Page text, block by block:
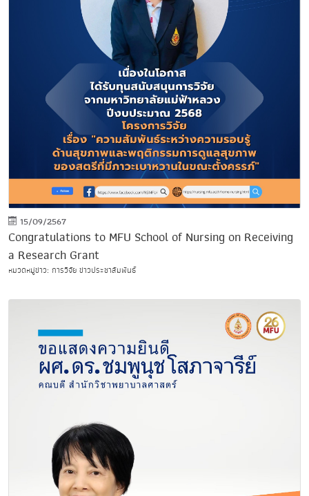
15/09/2567
Congratulations to MFU School of Nursing on Receiving
a Research Grant
หมวดหมู่ข่าว: การวิจัย ข่าวประชาสัมพันธ์